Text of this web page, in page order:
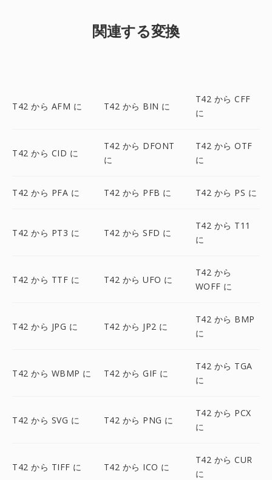
関連する変換
T42 から AFM に T42 から BIN に
T42 から CFF
に
T42 から CID に
T42 から DFONT
に
T42 から OTF
に
T42 から PFA に T42 から PFB に T42 から PS に
T42 から PT3 に T42 から SFD に
T42 から T11
に
T42 から TTF に T42 から UFO に
T42 から
WOFF に
T42 から JPG に T42 から JP2 に
T42 から BMP
に
T42 から WBMP に T42 から GIF に
T42 から TGA
に
T42 から SVG に T42 から PNG に
T42 から PCX
に
T42 から TIFF に T42 から ICO に
T42 から CUR
に